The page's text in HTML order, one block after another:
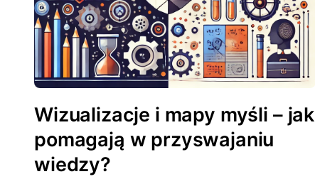
Wizualizacje i mapy myśli – jak
pomagają w przyswajaniu
wiedzy?